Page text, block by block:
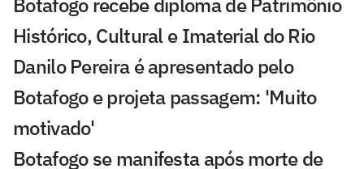
Histórico, Cultural e Imaterial do Rio
Danilo Pereira é apresentado pelo
Botafogo e projeta passagem: 'Muito
motivado'
Botafogo se manifesta após morte de